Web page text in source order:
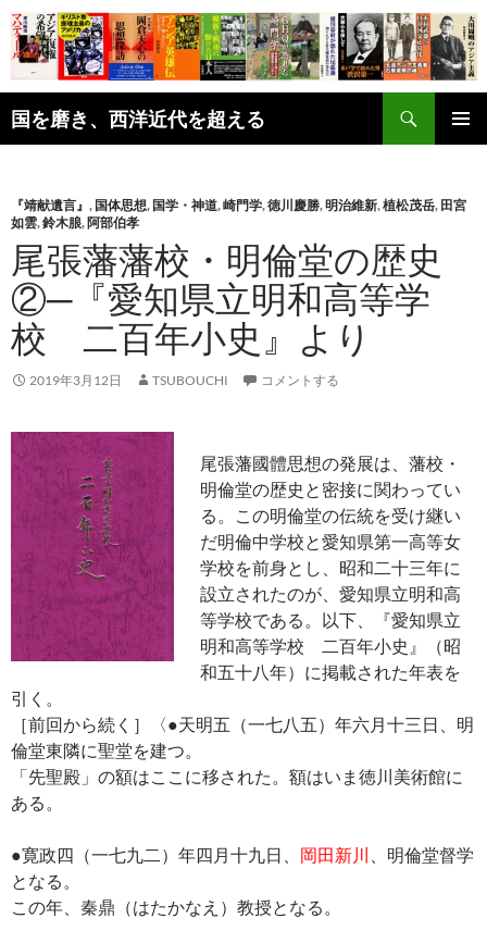
コ
ン
テ
ン
ツ
へ
ッ
国を磨き、西洋近代を超える
索
『靖献遺言』 , 国体思想, 国学・神道,崎門学,徳川慶勝,明治維新,植松茂岳, 田宮
如雲,鈴木朖, 阿部伯孝
尾張藩藩校・明倫堂の歴史
②─『愛知県立明和高等学
校 二百年小史』より
2019年3月12日 TSUBOUCHI コメントする
尾張藩國體思想の発展は、藩校・
明倫堂の歴史と密接に関わってい
る。この明倫堂の伝統を受け継い
だ明倫中学校と愛知県第一高等女
学校を前身とし、昭和二十三年に
設立されたのが、愛知県立明和高
等学校である。以下、『愛知県立
明和高等学校 二百年小史』（昭
和五十八年）に掲載された年表を
引く。
［前回から続く］〈●天明五（一七八五）年六月十三日、明
倫堂東隣に聖堂を建つ。
「先聖殿」の額はここに移された。額はいま徳川美術館に
ある。
●寛政四（一七九二）年四月十九日、 岡田新川
、明倫堂督学
となる。
この年、秦鼎（はたかなえ）教授となる。